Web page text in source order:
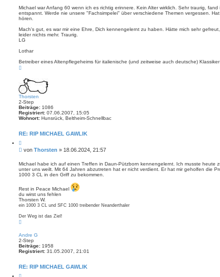
Michael war Anfang 60 wenn ich es richtig erinnere. Kein Alter wirklich. Sehr traurig,
entspannt. Werde nie unsere "Fachsimpelei" über verschiedene Themen vergessen.
hören.
Mach's gut, es war mir eine Ehre, Dich kennengelernt zu haben. Hätte mich sehr
leider nichts mehr. Traurig.
LG
Lothar
Betreiber eines Altenpflegeheims für italienische (und zeitweise auch deutsche) Klassiker
h
o
b
e
n
Thorsten
2-Step
Beiträge: 1086
Registriert: 07.06.2007, 15:05
Wohnort: Hunsrück, Beltheim-Schnellbac
RE: RIP MICHAEL GAWLIK
i
t
e
r
e
B
i
t
r
g
von Thorsten » 18.06.2024, 21:57
Michael habe ich auf einen Treffen in Daun-Pützborn kennengelernt. Ich musste heute
unter uns weilt. Mit 64 Jahren abzutreten hat er nicht verdient. Er hat mir geholfen die
1000 3 CL in den Griff zu bekommen.
Rest in Peace Michael
du wirst uns fehlen
Thorsten W.
ein 1000 3 CL und SFC 1000 treibender Neanderthaler
Der Weg ist das Ziel!
h
o
b
e
Andre G
2-Step
Beiträge: 1958
Registriert: 31.05.2007, 21:01
RE: RIP MICHAEL GAWLIK